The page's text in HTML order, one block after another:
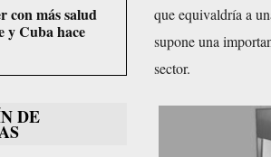
con más salud
y Cuba hace
DE
que equivaldría a
supone una
sector.